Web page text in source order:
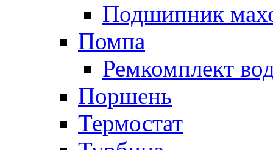
Подшипник
Помпа
Ремкомплект
Поршень
Термостат